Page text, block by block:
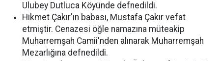
Ulubey Dutluca Köyünde defnedildi.
Hikmet Çakır'ın babası, Mustafa Çakır vefat
etmiştir. Cenazesi öğle namazına müteakip
Muharremşah Camii'nden alınarak Muharremşah
Mezarlığına defnedildi.